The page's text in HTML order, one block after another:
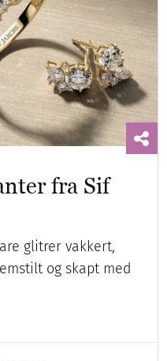
fra Sif
glitrer vakkert,
og skapt med